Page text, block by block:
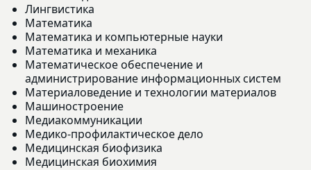
Лингвистика
Математика
Математика и компьютерные науки
Математика и механика
Математическое обеспечение и
администрирование информационных систем
Материаловедение и технологии материалов
Машиностроение
Медиакоммуникации
Медико-профилактическое дело
Медицинская биофизика
Медицинская биохимия